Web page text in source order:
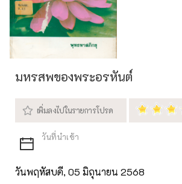
มหรสพของพระอรหันต์
วันพฤหัสบดี, 05 มิถุนายน 2568